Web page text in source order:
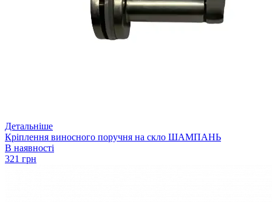
Детальніше
Кріплення виносного поручня на скло ШАМПАНЬ
В наявності
321 грн